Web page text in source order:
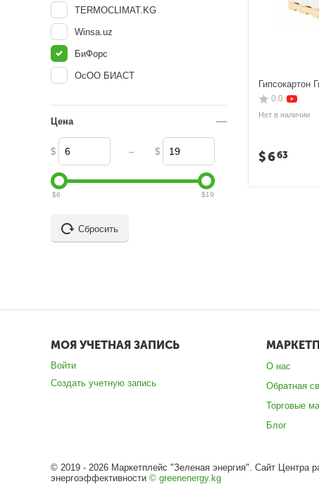
Гипсокартон
0.0
Нет в наличии
$663
TERMOCLIMAT.KG
Winsa.uz
БиФорс
ОсОО БИАСТ
Цена
$ – $
$6 $19
Сбросить
МОЯ УЧЕТНАЯ ЗАПИСЬ
Войти
Создать учетную запись
О нас
Обратная
Торговые
Блог
© 2019 - 2026 Маркетплейс "Зеленая энергия". Сайт Центра
энергоэффективности © greenenergy.kg